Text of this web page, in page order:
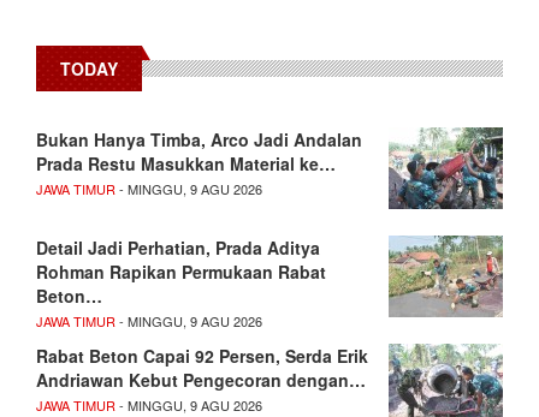
TODAY
Bukan Hanya Timba, Arco Jadi Andalan
Prada Restu Masukkan Material ke…
JAWA TIMUR- MINGGU, 9 AGU 2026
Detail Jadi Perhatian, Prada Aditya
Rohman Rapikan Permukaan Rabat
Beton…
JAWA TIMUR- MINGGU, 9 AGU 2026
Rabat Beton Capai 92 Persen, Serda Erik
Andriawan Kebut Pengecoran dengan…
JAWA TIMUR- MINGGU, 9 AGU 2026